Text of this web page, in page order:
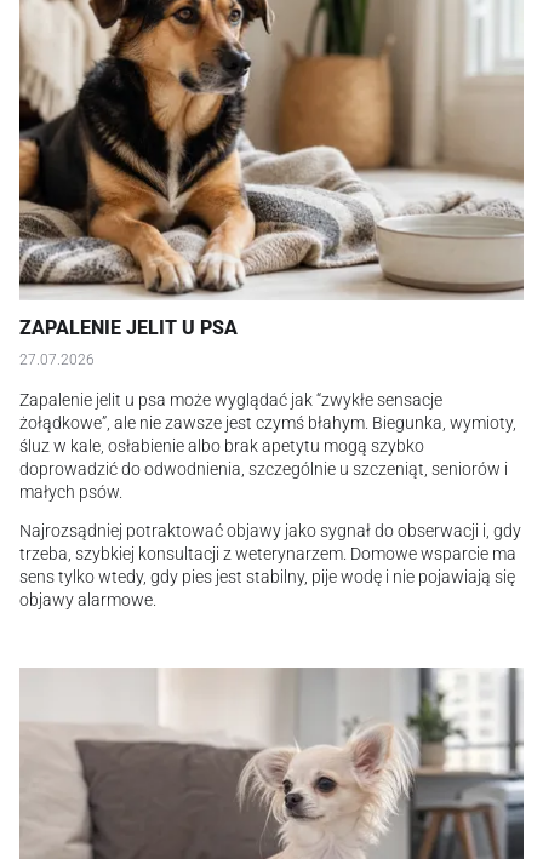
ZAPALENIE JELIT U PSA
27.07.2026
Zapalenie jelit u psa może wyglądać jak “zwykłe sensacje
żołądkowe”, ale nie zawsze jest czymś błahym. Biegunka, wymioty,
śluz w kale, osłabienie albo brak apetytu mogą szybko
doprowadzić do odwodnienia, szczególnie u szczeniąt, seniorów i
małych psów.
Najrozsądniej potraktować objawy jako sygnał do obserwacji i, gdy
trzeba, szybkiej konsultacji z weterynarzem. Domowe wsparcie ma
sens tylko wtedy, gdy pies jest stabilny, pije wodę i nie pojawiają się
objawy alarmowe.